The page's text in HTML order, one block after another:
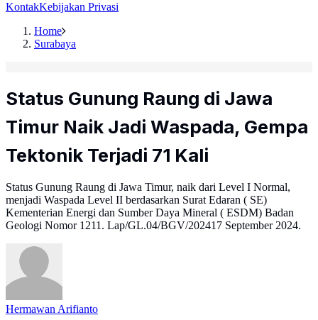
KontakKebijakan Privasi
Home
Surabaya
Status Gunung Raung di Jawa
Timur Naik Jadi Waspada, Gempa
Tektonik Terjadi 71 Kali
Status Gunung Raung di Jawa Timur, naik dari Level I Normal,
menjadi Waspada Level II berdasarkan Surat Edaran ( SE)
Kementerian Energi dan Sumber Daya Mineral ( ESDM) Badan
Geologi Nomor 1211. Lap/GL.04/BGV/202417 September 2024.
Hermawan Arifianto